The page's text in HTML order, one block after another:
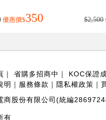
優惠價$350 $2,500
｜ 省購多招商中 ｜ KOC保證
明 ｜ 服務條款 ｜ 隱私權政策 ｜
商股份有限公司(統編
有